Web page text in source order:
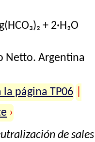
+ 2·H₂O
Netto. Argentina
la página TP06
›
de sales